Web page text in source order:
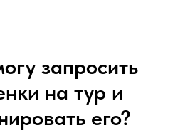
запросить
на тур и
его?